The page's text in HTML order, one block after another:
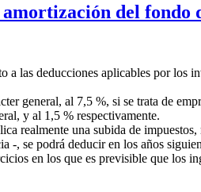
del
las deducciones aplicables por los
general, al 7,5 %, si se trata de
y al 1,5 % respectivamente.
realmente una subida de
, se podrá deducir en los años
en los que es previsible que los